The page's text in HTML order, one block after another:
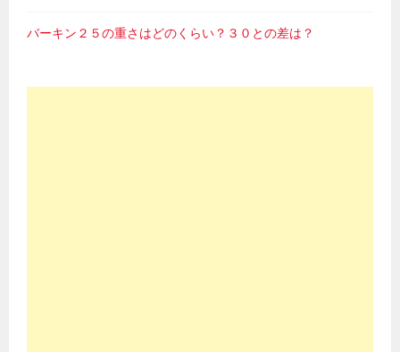
バーキン２５の重さはどのくらい？３０との差は？